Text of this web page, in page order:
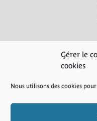
Gérer le
cookies
Nous utilisons des cookies